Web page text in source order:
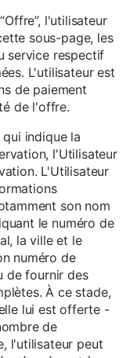
l'utilisateur
sous-page, les
service respectif
L'utilisateur est
de paiement
de l'offre.
indique la
l'Utilisateur
L'Utilisateur
son nom
le numéro de
la ville et le
numéro de
de fournir des
À ce stade,
lui est offerte -
de
l'utilisateur peut